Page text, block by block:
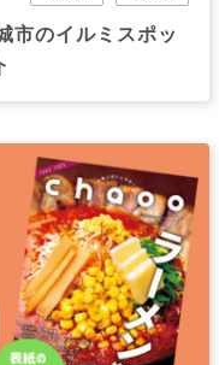
市のイルミスポッ